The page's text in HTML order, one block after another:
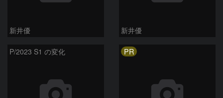
新井優 新井優
P/2023 S1 の変化 PR